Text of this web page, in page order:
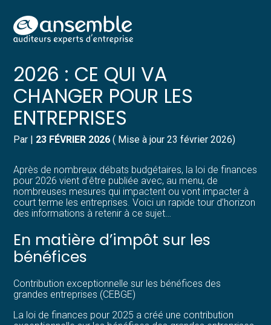
Aller
au
Créer et reprendre une activité
Gérer votre quotidien
Piloter votre entreprise
Développer votre entreprise
Structurer votre croissance
Être prêt pour la facturation
Pilotez votre gestion
Suivre votre comptabilité
Gérer vos ressources humaines
Dématérialiser vos documents
LOI DE FINANCES POUR
2026 : CE QUI VA
CHANGER POUR LES
ENTREPRISES
Par | 23 FÉVRIER 2026 ( Mise à jour 23 février 2026)
Après de nombreux débats budgétaires, la loi de finances
pour 2026 vient d’être publiée avec, au menu, de
nombreuses mesures qui impactent ou vont impacter à
court terme les entreprises. Voici un rapide tour d’horizon
des informations à retenir à ce sujet…
En matière d’impôt sur les
bénéfices
Contribution exceptionnelle sur les bénéfices des
grandes entreprises (CEBGE)
La loi de finances pour 2025 a créé une contribution